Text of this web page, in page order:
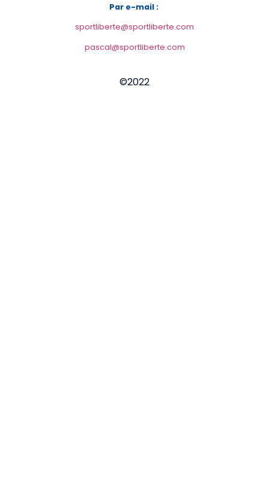
Par e-mail :
sportliberte@sportliberte.com
pascal@sportliberte.com
©2022